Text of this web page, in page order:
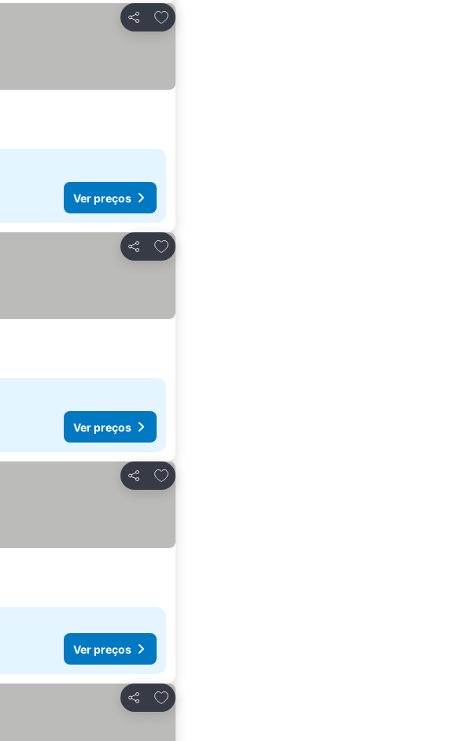
Partilhar
Adicionar aos favoritos
Ver preços
Partilhar
Adicionar aos favoritos
Ver preços
Partilhar
Adicionar aos favoritos
Ver preços
Partilhar
Adicionar aos favoritos